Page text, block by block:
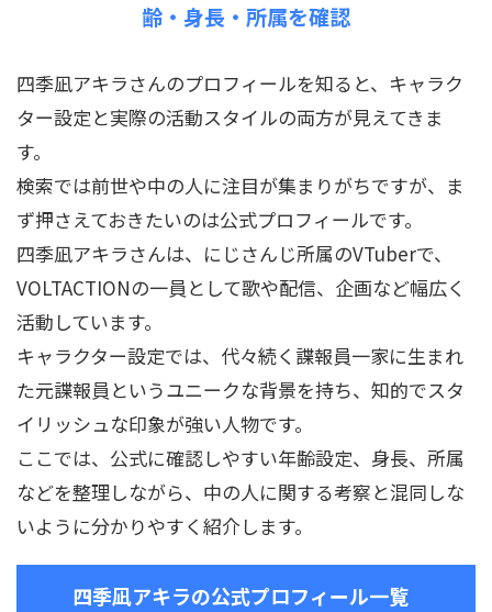
齢・身長・所属を確認
四季凪アキラさんのプロフィールを知ると、キャラク
ター設定と実際の活動スタイルの両方が見えてきま
す。
検索では前世や中の人に注目が集まりがちですが、ま
ず押さえておきたいのは公式プロフィールです。
四季凪アキラさんは、にじさんじ所属のVTuberで、
VOLTACTIONの一員として歌や配信、企画など幅広く
活動しています。
キャラクター設定では、代々続く諜報員一家に生まれ
た元諜報員というユニークな背景を持ち、知的でスタ
イリッシュな印象が強い人物です。
ここでは、公式に確認しやすい年齢設定、身長、所属
などを整理しながら、中の人に関する考察と混同しな
いように分かりやすく紹介します。
四季凪アキラの公式プロフィール一覧